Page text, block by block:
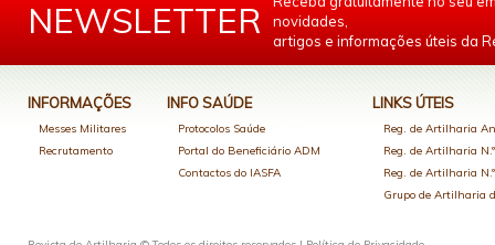
NEWSLETTER
novidades,
artigos e informações úteis da
INFORMAÇÕES
Messes Militares
Recrutamento
INFO SAÚDE
Protocolos Saúde
Portal do Beneficiário ADM
Contactos do IASFA
LINKS ÚTEIS
Reg. de Artilharia
Reg. de Artilharia
Reg. de Artilharia
Grupo de Artilharia